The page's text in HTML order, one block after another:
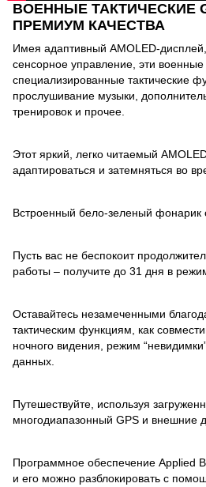
ВОЕННЫЕ ТАКТИЧЕСКИЕ
ПРЕМИУМ КАЧЕСТВА
Имея адаптивный AMOLED-
сенсорное управление, эти
специализированные тактические
прослушивание музыки,
тренировок и прочее.
Этот яркий, легко читаемый
адаптироваться и затемняться во
Встроенный бело-зеленый фонарик
Пусть вас не беспокоит
работы – получите до 31 дня в
Оставайтесь незамеченными
тактическим функциям, как
ночного видения, режим
данных.
Путешествуйте, используя
многодиапазонный GPS и внешние
Программное обеспечение Applied
и его можно разблокировать с